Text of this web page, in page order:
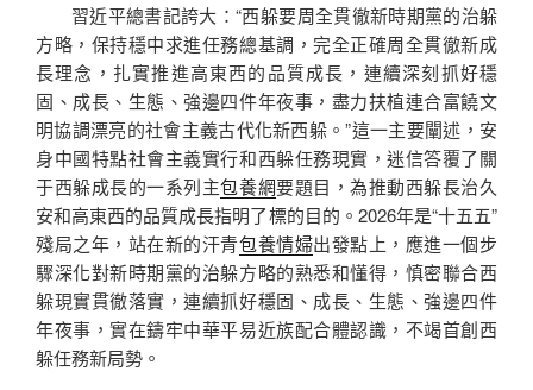
習近平總書記誇大：“西躲要周全貫徹新時期黨的治躲
方略，保持穩中求進任務總基調，完全正確周全貫徹新成
長理念，扎實推進高東西的品質成長，連續深刻抓好穩
固、成長、生態、強邊四件年夜事，盡力扶植連合富饒文
明協調漂亮的社會主義古代化新西躲。”這一主要闡述，安
身中國特點社會主義實行和西躲任務現實，迷信答覆了關
于西躲成長的一系列主包養網要題目，為推動西躲長治久
安和高東西的品質成長指明了標的目的。2026年是“十五五”
殘局之年，站在新的汗青包養情婦出發點上，應進一個步
驟深化對新時期黨的治躲方略的熟悉和懂得，慎密聯合西
躲現實貫徹落實，連續抓好穩固、成長、生態、強邊四件
年夜事，實在鑄牢中華平易近族配合體認識，不竭首創西
躲任務新局勢。